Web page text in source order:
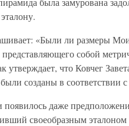
«Были ли размеры
собой
утверждает, что Ковчег
созданы в соответствии
появилось даже
своеобразным